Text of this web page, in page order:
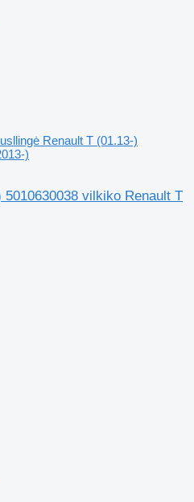
Renault T (01.13-)
)
vilkiko Renault T